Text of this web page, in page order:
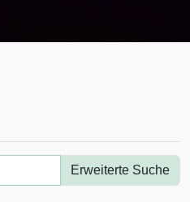
Erweiterte Suche